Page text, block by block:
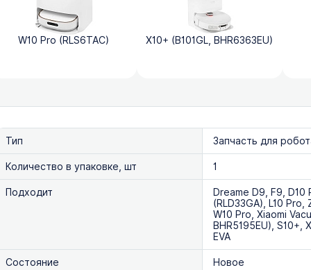
W10 Pro (RLS6TAC) X10+ (B101GL, BHR6363EU)
Тип
Запчасть для
Количество в упаковке, шт
1
Подходит
Dreame D9, F9, D10
(RLD33GA), L10 Pro,
W10 Pro, Xiaomi
BHR5195EU), S10+,
EVA
Состояние
Новое